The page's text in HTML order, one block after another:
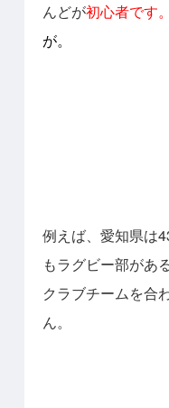
んどが初心者です。
が。
例えば、愛知県は
もラグビー部があ
クラブチームを合
ん。